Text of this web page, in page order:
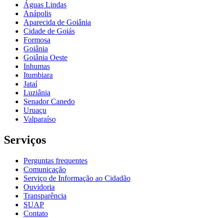
Águas Lindas
Anápolis
Aparecida de Goiânia
Cidade de Goiás
Formosa
Goiânia
Goiânia Oeste
Inhumas
Itumbiara
Jataí
Luziânia
Senador Canedo
Uruaçu
Valparaíso
Serviços
Perguntas frequentes
Comunicação
Serviço de Informação ao Cidadão
Ouvidoria
Transparência
SUAP
Contato